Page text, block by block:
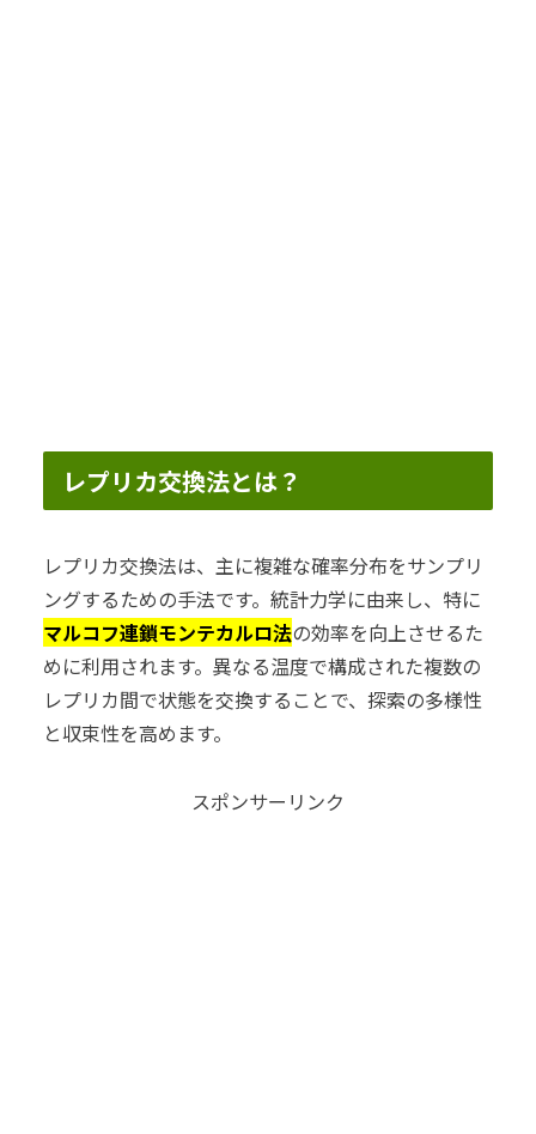
レプリカ交換法とは？
レプリカ交換法は、主に複雑な確率分布をサンプリ
ングするための手法です。統計力学に由来し、特に
マルコフ連鎖モンテカルロ法の効率を向上させるた
めに利用されます。異なる温度で構成された複数の
レプリカ間で状態を交換することで、探索の多様性
と収束性を高めます。
スポンサーリンク